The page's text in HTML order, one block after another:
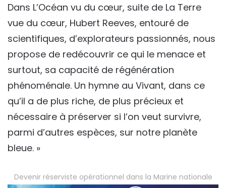
Dans L’Océan vu du cœur, suite de La Terre
vue du cœur, Hubert Reeves, entouré de
scientifiques, d’explorateurs passionnés, nous
propose de redécouvrir ce qui le menace et
surtout, sa capacité de régénération
phénoménale. Un hymne au Vivant, dans ce
qu’il a de plus riche, de plus précieux et
nécessaire à préserver si l’on veut survivre,
parmi d’autres espèces, sur notre planète
bleue. »
Devenir réserviste opérationnel dans la Marine nationale